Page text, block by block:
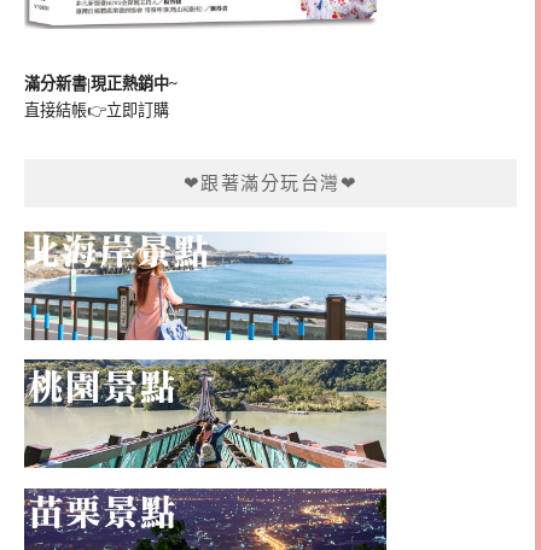
滿分新書|現正熱銷中~
直接結帳👉立即訂購
❤跟著滿分玩台灣❤